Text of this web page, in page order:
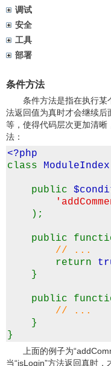
调试
安全
工具
部署
条件方法
条件方法是指在执行某
法返回值为真时才会继续后
等，使得代码层次更加清
法：
<?php
class ModuleIndex
public
);
public
// ...
return
}
public
// ...
}
}
上面的例子为
当“isLogin”方法返回真时